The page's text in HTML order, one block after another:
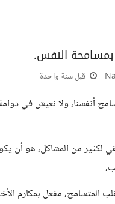
بمسامحة النفس.
قبل سنة واحدة
أنفسنا، ولا نعيش في
لكثير من المشاكل، هو أن
المتسامح، مفعل بمكارم